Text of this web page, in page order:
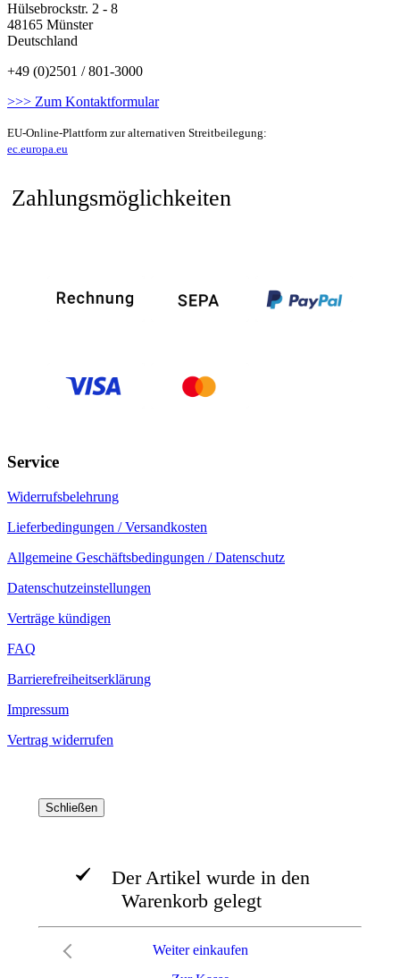
Hülsebrockstr. 2 - 8
48165 Münster
Deutschland
+49 (0)2501 / 801-3000
>>> Zum Kontaktformular
EU-Online-Plattform zur alternativen Streitbeilegung:
ec.europa.eu
Zahlungsmöglichkeiten
Service
Widerrufsbelehrung
Lieferbedingungen / Versandkosten
Allgemeine Geschäftsbedingungen / Datenschutz
Datenschutzeinstellungen
Verträge kündigen
FAQ
Barrierefreiheitserklärung
Impressum
Vertrag widerrufen
Schließen
Der Artikel wurde in den
Warenkorb gelegt
Weiter einkaufen